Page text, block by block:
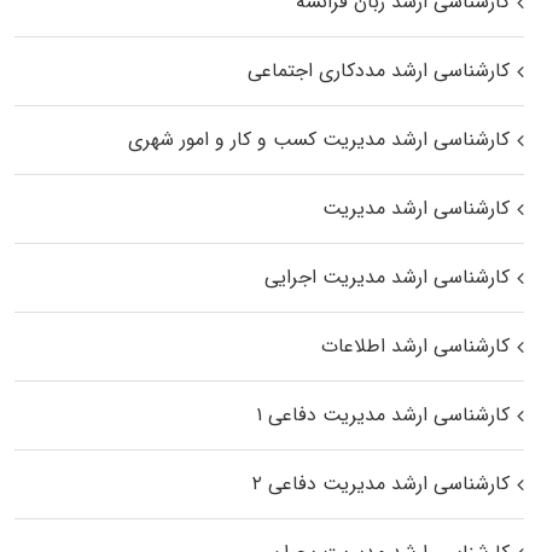
کارشناسی ارشد مددکاری اجتماعی
کارشناسی ارشد مدیریت کسب و کار و امور شهری
کارشناسی ارشد مدیریت
کارشناسی ارشد مدیریت اجرایی
کارشناسی ارشد اطلاعات
کارشناسی ارشد مدیریت دفاعی ۱
کارشناسی ارشد مدیریت دفاعی ۲